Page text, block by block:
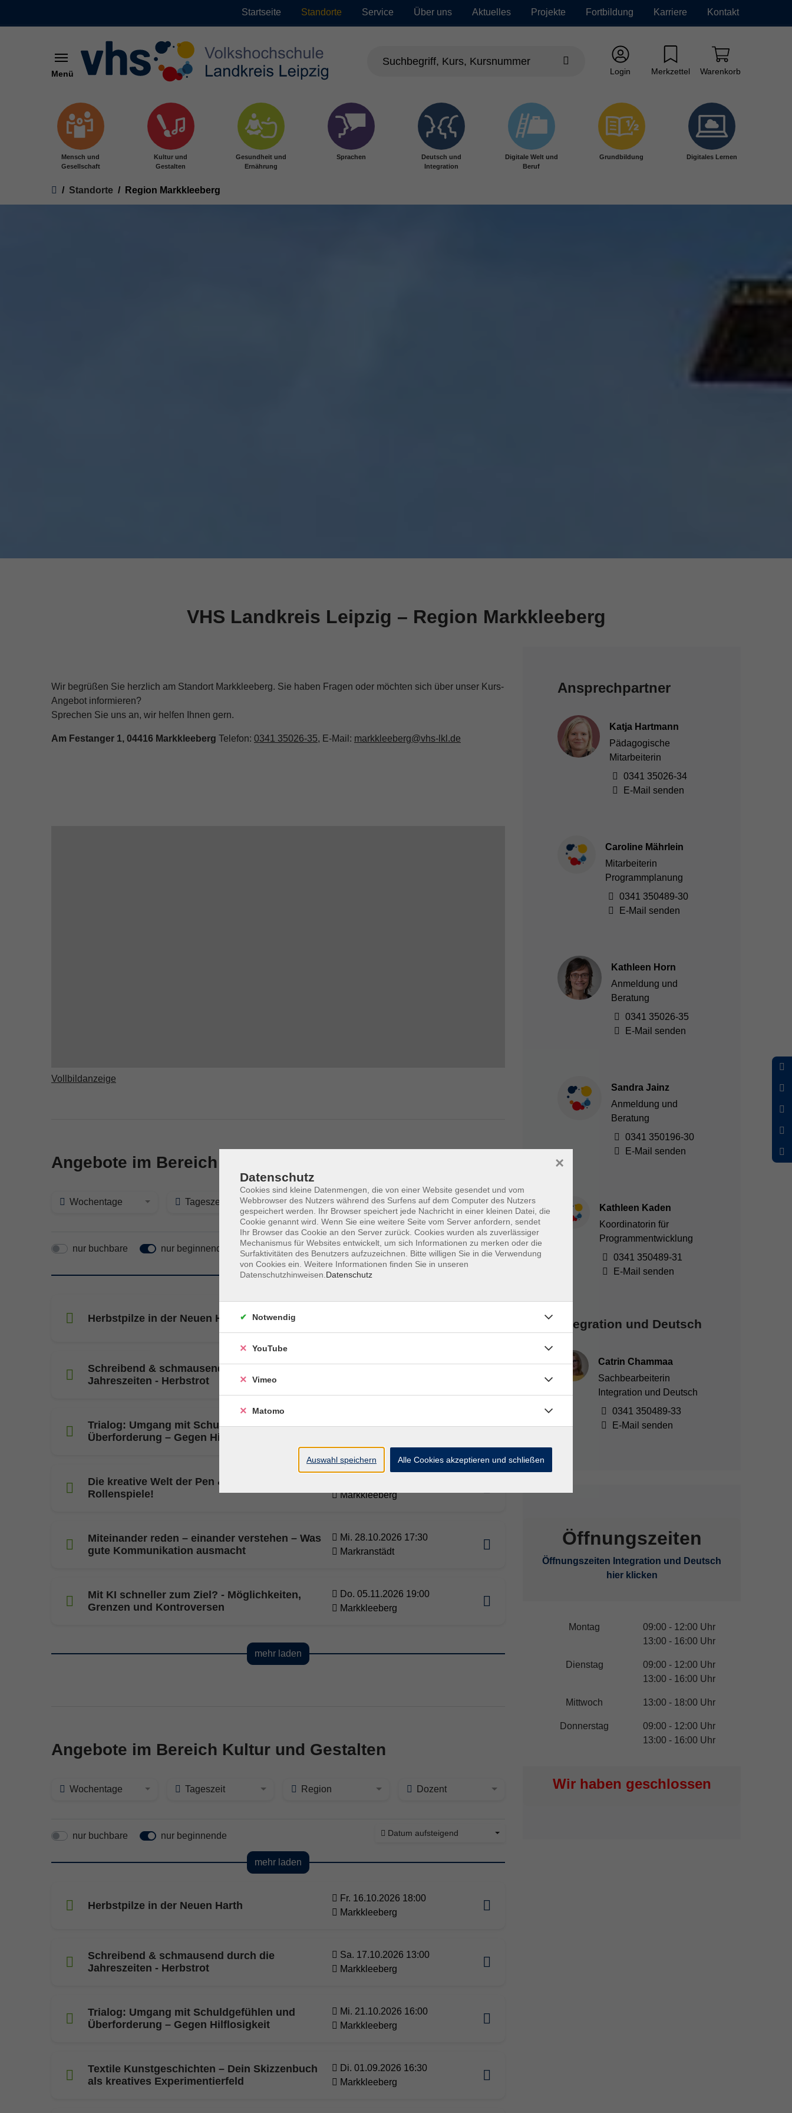
Startseite Standorte Service Über uns Aktuelles Projekte Fortbildung Karriere Kontakt
Menü Login Merkzettel Warenkorb
Mensch und
Gesellschaft
Kultur und
Gestalten
Gesundheit und
Ernährung
Sprachen
Deutsch und
Integration
Digitale Welt und
Beruf
Grundbildung Digitales Lernen
Standorte Region Markkleeberg
VHS Landkreis Leipzig – Region Markkleeberg
Wir begrüßen Sie herzlich am Standort Markkleeberg. Sie haben Fragen oder möchten sich über unser Kurs-
Angebot informieren?
Sprechen Sie uns an, wir helfen Ihnen gern.
Am Festanger 1, 04416 Markkleeberg Telefon: 0341 35026-35, E-Mail: markkleeberg@vhs-lkl.de
Vollbildanzeige
Angebote im Bereich Mensch und Gesellschaft
Wochentage Tageszeit Region Dozent
nur buchbare nur beginnende Datum aufsteigend
mehr laden
Herbstpilze in der Neuen Harth
Schreibend & schmausend durch die
Jahreszeiten - Herbstrot
Sa. 17.10.2026 13:00
Trialog: Umgang mit Schuldgefühlen und
Überforderung – Gegen Hilflosigkeit
Mi. 21.10.2026 16:00
Die kreative Welt der Pen & Paper
Rollenspiele!
Markkleeberg
Miteinander reden – einander verstehen – Was
gute Kommunikation ausmacht
Mi. 28.10.2026 17:30
Markranstädt
Mit KI schneller zum Ziel? - Möglichkeiten,
Grenzen und Kontroversen
Do. 05.11.2026 19:00
Markkleeberg
mehr laden
Angebote im Bereich Kultur und Gestalten
Wochentage Tageszeit Region Dozent
nur buchbare nur beginnende Datum aufsteigend
mehr laden
Herbstpilze in der Neuen Harth
Fr. 16.10.2026 18:00
Markkleeberg
Schreibend & schmausend durch die
Jahreszeiten - Herbstrot
Sa. 17.10.2026 13:00
Markkleeberg
Trialog: Umgang mit Schuldgefühlen und
Überforderung – Gegen Hilflosigkeit
Mi. 21.10.2026 16:00
Markkleeberg
Textile Kunstgeschichten – Dein Skizzenbuch
als kreatives Experimentierfeld
Di. 01.09.2026 16:30
Markkleeberg
Ansprechpartner
Katja Hartmann
Pädagogische
Mitarbeiterin
0341 35026-34
E-Mail senden
Caroline Mährlein
Mitarbeiterin
Programmplanung
0341 350489-30
E-Mail senden
Kathleen Horn
Anmeldung und
Beratung
0341 35026-35
E-Mail senden
Sandra Jainz
Anmeldung und
Beratung
0341 350196-30
E-Mail senden
Kathleen Kaden
Koordinatorin für
Programmentwicklung
0341 350489-31
E-Mail senden
Integration und Deutsch
Catrin Chammaa
Sachbearbeiterin
Integration und Deutsch
0341 350489-33
E-Mail senden
Öffnungszeiten
Öffnungszeiten Integration und Deutsch
hier klicken
Montag
09:00 - 12:00 Uhr
13:00 - 16:00 Uhr
Dienstag
09:00 - 12:00 Uhr
13:00 - 16:00 Uhr
Mittwoch 13:00 - 18:00 Uhr
Donnerstag
09:00 - 12:00 Uhr
13:00 - 16:00 Uhr
Wir haben geschlossen
Datenschutz
Cookies sind kleine Datenmengen, die von einer Website gesendet und vom
Webbrowser des Nutzers während des Surfens auf dem Computer des Nutzers
gespeichert werden. Ihr Browser speichert jede Nachricht in einer kleinen Datei, die
Cookie genannt wird. Wenn Sie eine weitere Seite vom Server anfordern, sendet
Ihr Browser das Cookie an den Server zurück. Cookies wurden als zuverlässiger
Mechanismus für Websites entwickelt, um sich Informationen zu merken oder die
Surfaktivitäten des Benutzers aufzuzeichnen. Bitte willigen Sie in die Verwendung
von Cookies ein. Weitere Informationen finden Sie in unseren
Datenschutzhinweisen. Datenschutz
×
Notwendig
YouTube
Vimeo
Matomo
Auswahl speichern Alle Cookies akzeptieren und schließen